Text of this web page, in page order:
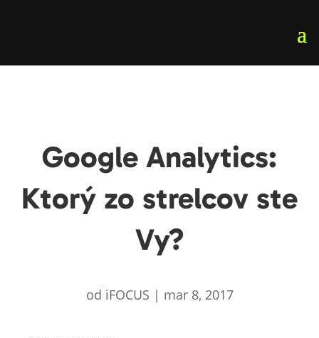
Google Analytics:
Ktorý zo strelcov ste
Vy?
od iFOCUS | mar 8, 2017